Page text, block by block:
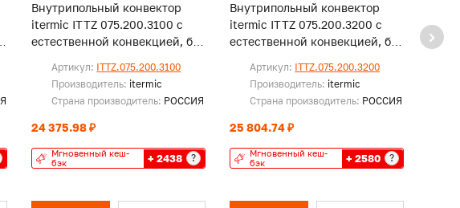
Внутрипольный конвектор
itermic ITTZ 075.200.3100 с
естественной конвекцией, без
Артикул: ITTZ.075.200.3100
Производитель: itermic
Страна производитель: РОССИЯ
24 375.98 ₽
Мгновенный кеш-
бэк
+ 2438 ?
Внутрипольный конвектор
itermic ITTZ 075.200.3200 с
естественной конвекцией, без
Артикул: ITTZ.075.200.3200
Производитель: itermic
Страна производитель: РОССИЯ
25 804.74 ₽
Мгновенный кеш-
бэк
+ 2580 ?